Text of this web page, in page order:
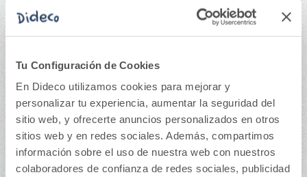
Tu Configuración de Cookies
En Dideco utilizamos cookies para mejorar y
personalizar tu experiencia, aumentar la seguridad del
sitio web, y ofrecerte anuncios personalizados en otros
sitios web y en redes sociales. Además, compartimos
información sobre el uso de nuestra web con nuestros
colaboradores de confianza de redes sociales, publicidad
La hermana luna (Las
Siete Hermanas 5)
12,95€
Comprar
(Las Siete Hermanas
4)
12,95€
Comprar